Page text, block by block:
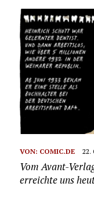
VON: COMIC.DE 22.
Vom Avant-
erreichte uns